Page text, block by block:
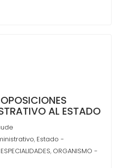
AL ESTADO
, Estado -
, ORGANISMO -